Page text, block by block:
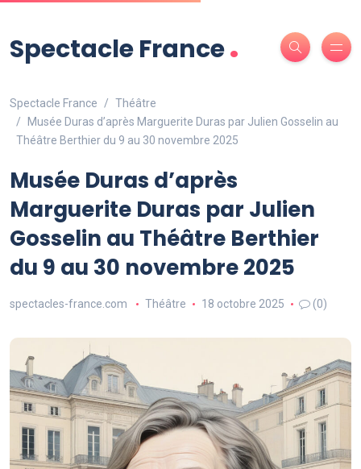
Spectacle France.
Spectacle France
Théâtre
Musée Duras d’après Marguerite Duras par Julien Gosselin au
Théâtre Berthier du 9 au 30 novembre 2025
Musée Duras d’après
Marguerite Duras par Julien
Gosselin au Théâtre Berthier
du 9 au 30 novembre 2025
spectacles-france.com Théâtre 18 octobre 2025 (0)